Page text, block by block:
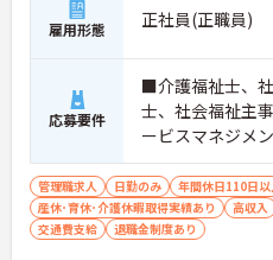
雇用形態 正社員(正職員)
応募要件
■介護福祉士、
士、社会福祉主
ービスマネジメ
営マネジメント
マネジメントに
車運転免許（AT
管理職求人 日勤のみ 年間休日110日
産休･育休･介護休暇取得実績あり
高収入
交通費支給
退職金制度あり